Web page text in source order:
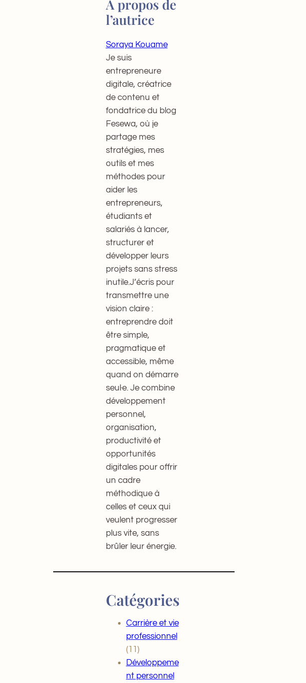
À propos de
l’autrice
Soraya Kouame
Je suis
entrepreneure
digitale, créatrice
de contenu et
fondatrice du blog
Fesewa, où je
partage mes
stratégies, mes
outils et mes
méthodes pour
aider les
entrepreneurs,
étudiants et
salariés à lancer,
structurer et
développer leurs
projets sans stress
inutile.J’écris pour
transmettre une
vision claire :
entreprendre doit
être simple,
pragmatique et
accessible, même
quand on démarre
seul·e. Je combine
développement
personnel,
organisation,
productivité et
opportunités
digitales pour offrir
un cadre
méthodique à
celles et ceux qui
veulent progresser
plus vite, sans
brûler leur énergie.
Catégories
Carrière et vie
professionnel
(11)
Développeme
nt personnel